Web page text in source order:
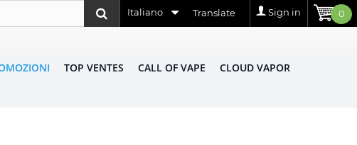
0
Sign in
Translate
Italiano
TOP VENTES CALL OF VAPE CLOUD VAPOR